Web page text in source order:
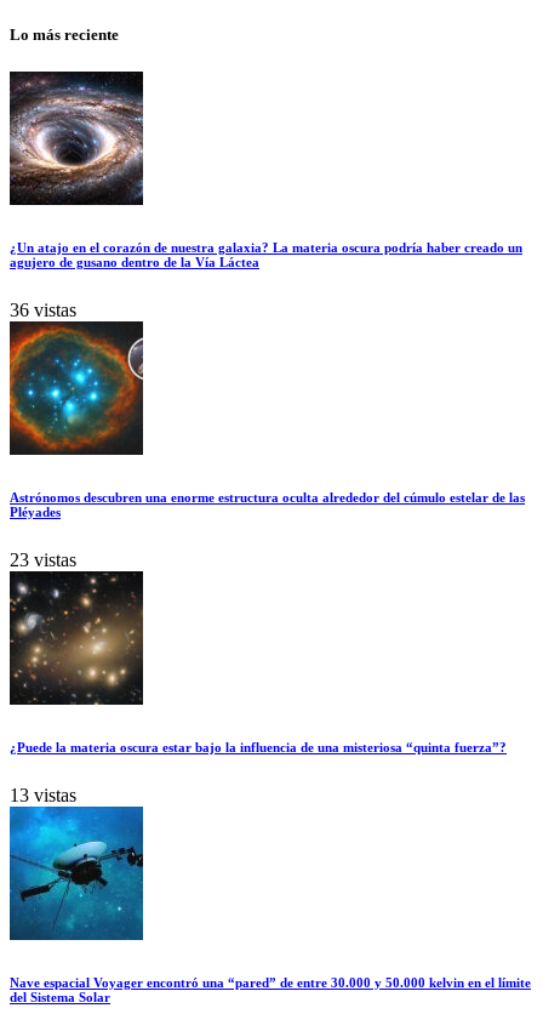
Lo más reciente
¿Un atajo en el corazón de nuestra galaxia? La materia oscura podría haber creado un
agujero de gusano dentro de la Vía Láctea
36 vistas
Astrónomos descubren una enorme estructura oculta alrededor del cúmulo estelar de las
Pléyades
23 vistas
¿Puede la materia oscura estar bajo la influencia de una misteriosa “quinta fuerza”?
13 vistas
Nave espacial Voyager encontró una “pared” de entre 30.000 y 50.000 kelvin en el límite
del Sistema Solar